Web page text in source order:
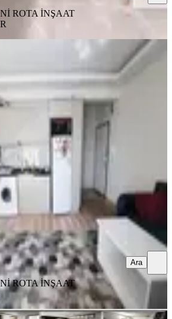
ROTA İNŞAAT
Üniversite Karşısı Geniş Ve
Eşyalı Kirlk 1+1
Maarif Mahallesi
Mikail Barışık
ROTA İNŞAAT
Ara